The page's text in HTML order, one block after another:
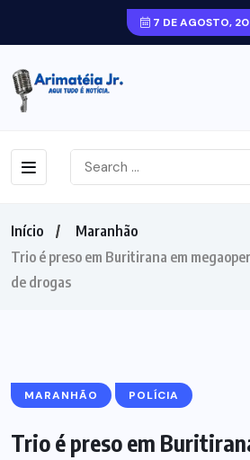
7 DE AGOSTO,
Início
Maranhão
Trio é preso em Buritirana em
de drogas
MARANHÃO POLÍCIA
Trio é preso em